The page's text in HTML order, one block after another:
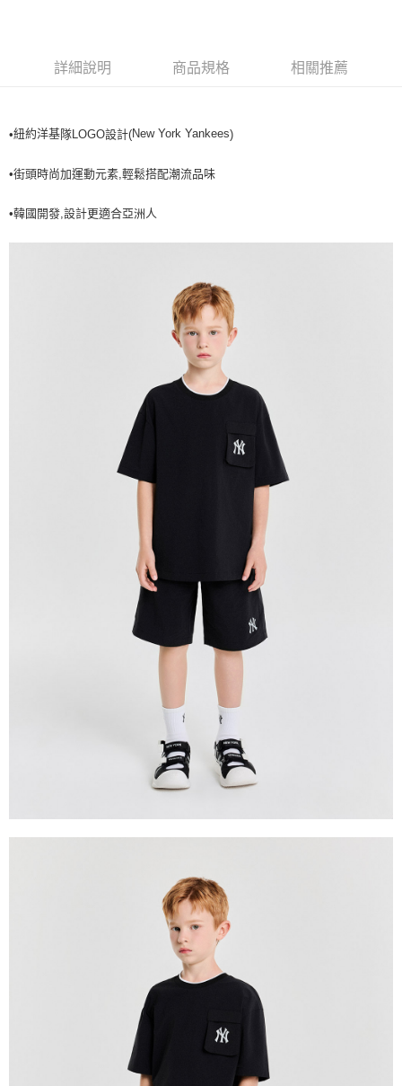
全家取貨<不支援離島取退>
7-11取貨付款<未取貨列黑名單/不支援離島取退>
每筆NT$60，滿NT$499(含以上)免運費
詳細說明 商品規格 相關推薦
•紐約洋基隊LOGO設計(New York Yankees)
•街頭時尚加運動元素,輕鬆搭配潮流品味
•韓國開發,設計更適合亞洲人